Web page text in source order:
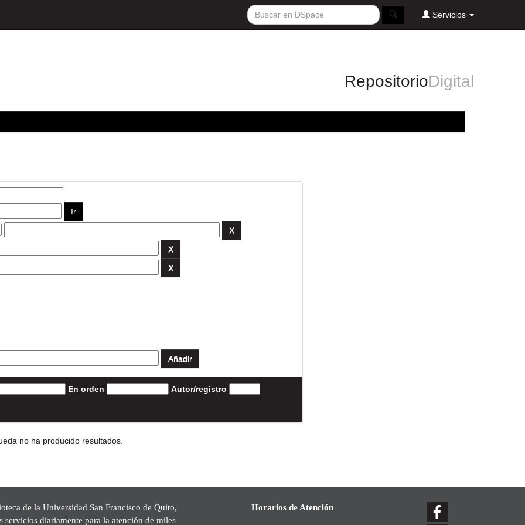
Servicios
RepositorioDigital
En orden Autor/registro
no ha producido resultados.
de la Universidad San Francisco de Quito,
servicios diariamente para la atención de miles
Horarios de Atención